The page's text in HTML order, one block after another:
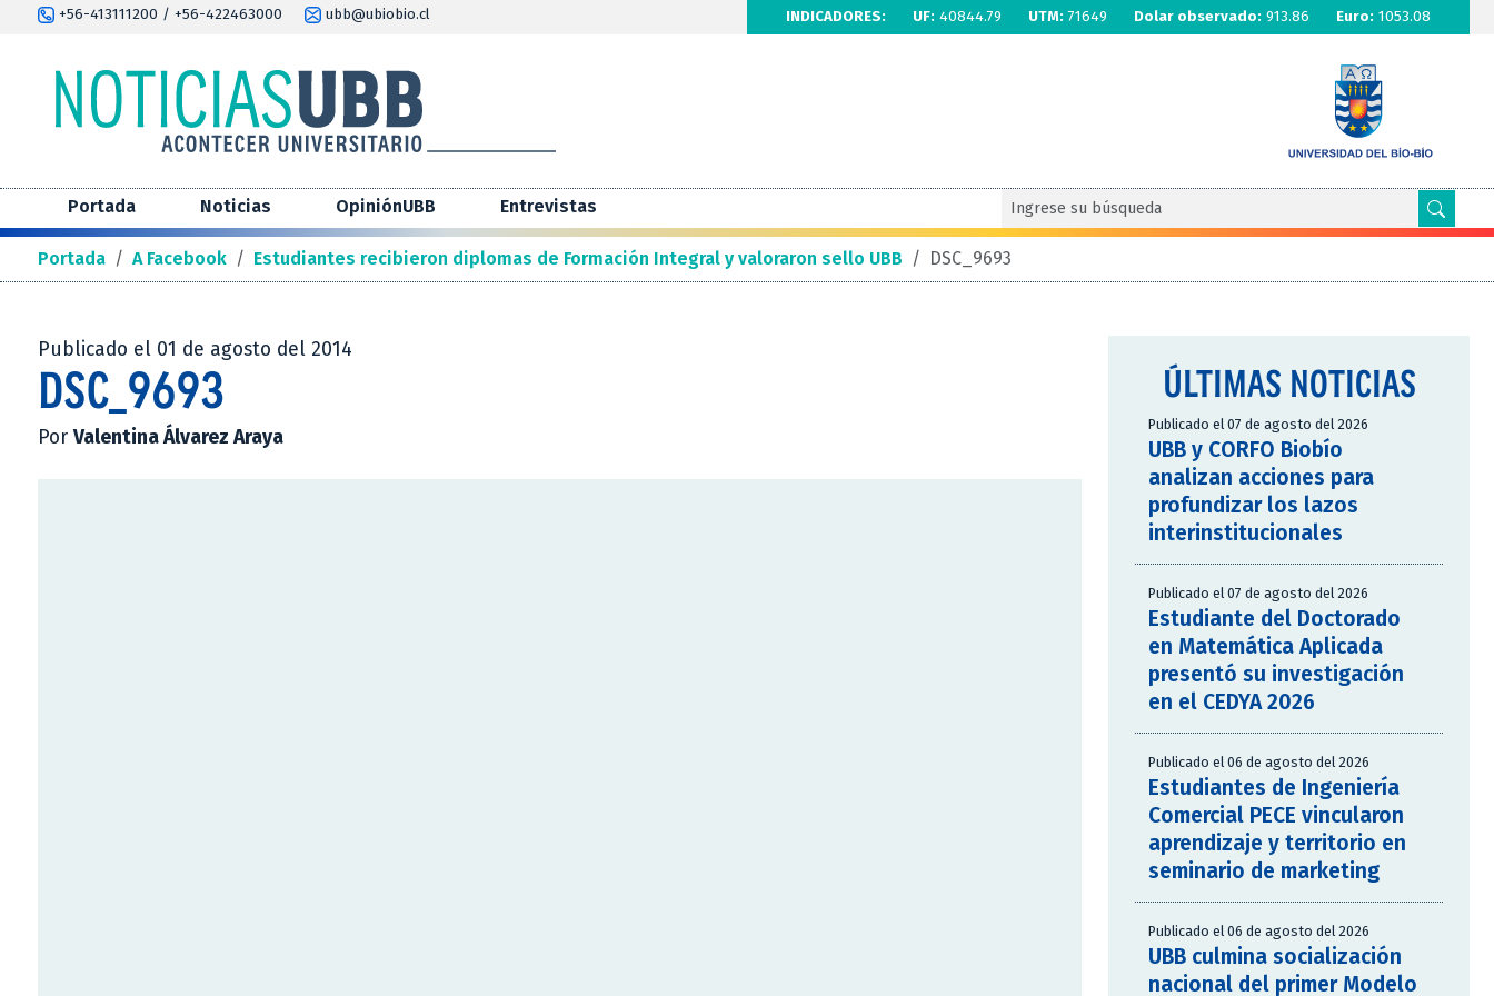
+56-413111200 / +56-422463000 ubb@ubiobio.cl INDICADORES: UF: 40844.79 UTM: 71649 Dolar observado: 913.86 Euro: 1053.08
Portada Noticias OpiniónUBB Entrevistas
Portada / A Facebook / Estudiantes recibieron diplomas de Formación Integral y valoraron sello UBB / DSC_9693
Publicado el 01 de agosto del 2014
DSC_9693
PorValentina Álvarez Araya
ÚLTIMAS NOTICIAS
Publicado el 07 de agosto del 2026
UBB y CORFO Biobío
analizan acciones para
profundizar los lazos
interinstitucionales
Publicado el 07 de agosto del 2026
Estudiante del Doctorado
en Matemática Aplicada
presentó su investigación
en el CEDYA 2026
Publicado el 06 de agosto del 2026
Estudiantes de Ingeniería
Comercial PECE vincularon
aprendizaje y territorio en
seminario de marketing
Publicado el 06 de agosto del 2026
UBB culmina socialización
nacional del primer Modelo